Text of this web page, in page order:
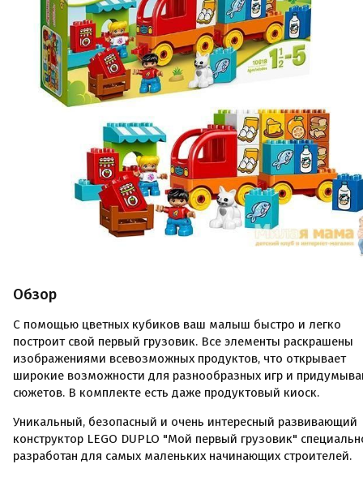
Обзор
С помощью цветных кубиков ваш малыш быстро и легко
построит свой первый грузовик. Все элементы раскрашены
изображениями всевозможных продуктов, что открывает
широкие возможности для разнообразных игр и
сюжетов. В комплекте есть даже продуктовый киоск.
Уникальный, безопасный и очень интересный развивающий
конструктор LEGO DUPLO "Мой первый грузовик"
разработан для самых маленьких начинающих строителей.